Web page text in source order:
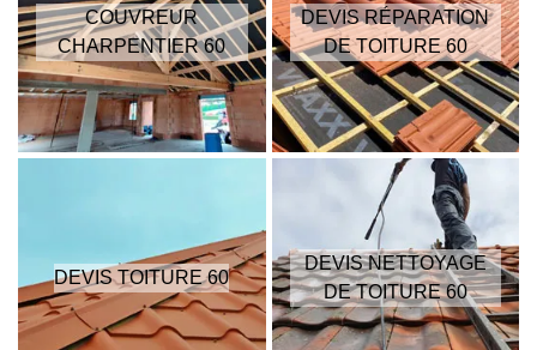
COUVREUR
CHARPENTIER 60
DEVIS RÉPARATION
DE TOITURE 60
DEVIS TOITURE 60
DEVIS NETTOYAGE
DE TOITURE 60